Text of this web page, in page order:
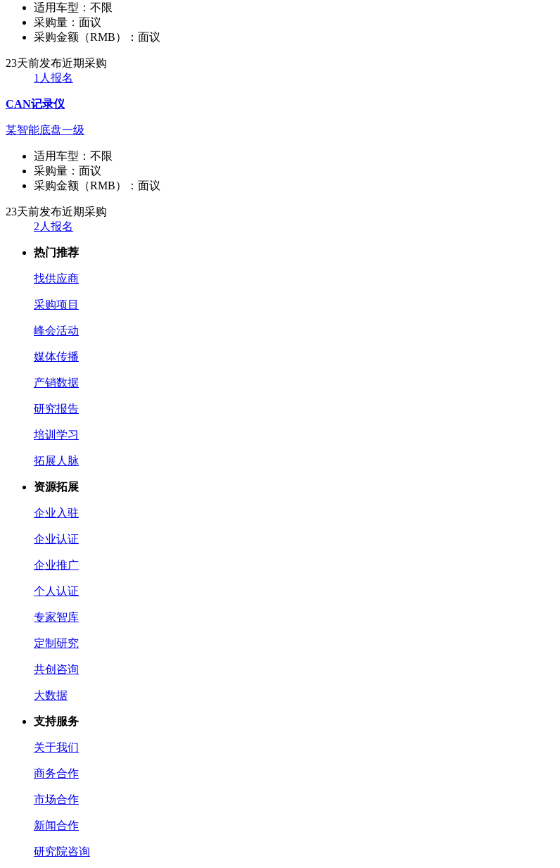
适用车型： 不限
采购量： 面议
采购金额（RMB）： 面议
23天前发布近期采购
1人报名
CAN记录仪
某智能底盘一级
适用车型： 不限
采购量： 面议
采购金额（RMB）： 面议
23天前发布近期采购
2人报名
热门推荐
找供应商
采购项目
峰会活动
媒体传播
产销数据
研究报告
培训学习
拓展人脉
资源拓展
企业入驻
企业认证
企业推广
个人认证
专家智库
定制研究
共创咨询
大数据
支持服务
关于我们
商务合作
市场合作
新闻合作
研究院咨询